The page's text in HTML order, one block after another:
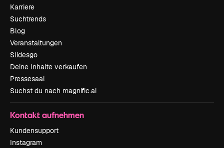
Karriere
Suchtrends
Blog
Veranstaltungen
Slidesgo
Deine Inhalte verkaufen
Pressesaal
Suchst du nach magnific.ai
Kontakt aufnehmen
Kundensupport
Instagram